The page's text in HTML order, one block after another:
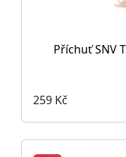
Příchuť SNV
259 Kč